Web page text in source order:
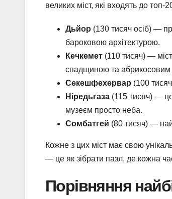
великих міст, які входять до топ-
Дьйор (130 тисяч осіб) —
бароковою архітектурою.
Кечкемет (110 тисяч) —
спадщиною та абрикосовим
Секешфехервар (100
Ніредьгаза (115 тисяч) —
музеєм просто неба.
Сомбатгей (80 тисяч) —
Кожне з цих міст має свою
— це як зібрати пазл, де кожна
Порівняння